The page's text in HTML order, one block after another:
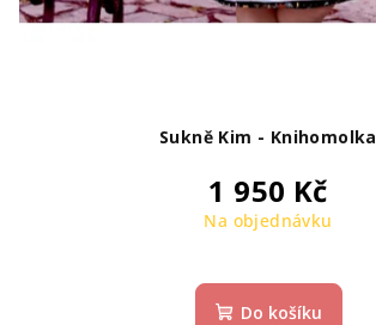
Sukně Kim - Knihomolka
1 950 Kč
Na objednávku
Do košíku